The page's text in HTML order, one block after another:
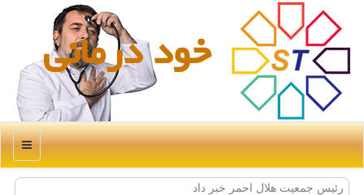
خود درمانی
منو
رئیس جمعیت هلال احمر خبر داد